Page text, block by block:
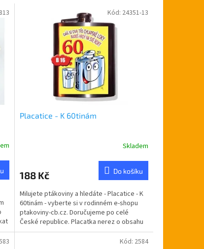
Placatice - K 60tinám
Skladem
188 Kč Do košíku
Milujete ptákoviny a hledáte - Placatice - K
60tinám - vyberte si v rodinném e-shopu
ptakoviny-cb.cz. Doručujeme po celé
České republice. Placatka nerez o obsahu
200ml.
Kód: 24351-13
Kód: 2584